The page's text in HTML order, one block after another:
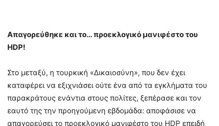
Απαγορεύθηκε και το… προεκλογικό μανιφέστο του
HDP!
Στο μεταξύ, η τουρκική «Δικαιοσύνη», που δεν έχει
καταφέρει να εξιχνιάσει ούτε ένα από τα εγκλήματα του
παρακράτους ενάντια στους πολίτες, ξεπέρασε και τον
εαυτό της την προηγούμενη εβδομάδα: αποφάσισε να
απαγορεύσει το προεκλογικό μανιφέστο του HDP επειδή